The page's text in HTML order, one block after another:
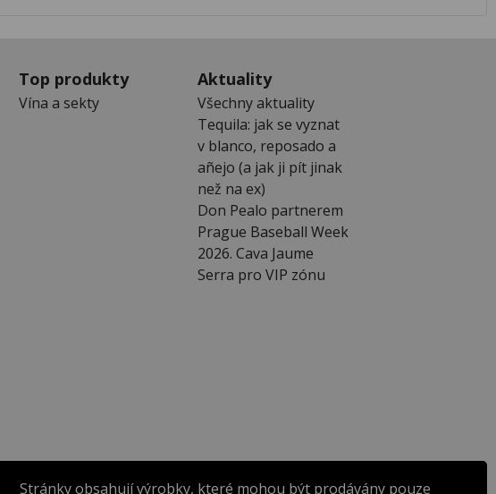
Top produkty
Vína a sekty
Aktuality
Všechny aktuality
Tequila: jak se vyznat
v blanco, reposado a
añejo (a jak ji pít jinak
než na ex)
Don Pealo partnerem
Prague Baseball Week
2026. Cava Jaume
Serra pro VIP zónu
Stránky obsahují výrobky, které mohou být prodávány pouze